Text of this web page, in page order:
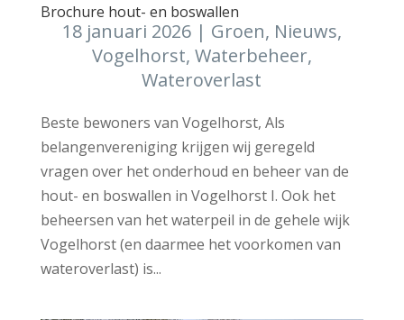
Brochure hout- en boswallen
18 januari 2026| Groen, Nieuws,
Vogelhorst, Waterbeheer,
Wateroverlast
Beste bewoners van Vogelhorst, Als
belangenvereniging krijgen wij geregeld
vragen over het onderhoud en beheer van de
hout- en boswallen in Vogelhorst I. Ook het
beheersen van het waterpeil in de gehele wijk
Vogelhorst (en daarmee het voorkomen van
wateroverlast) is...